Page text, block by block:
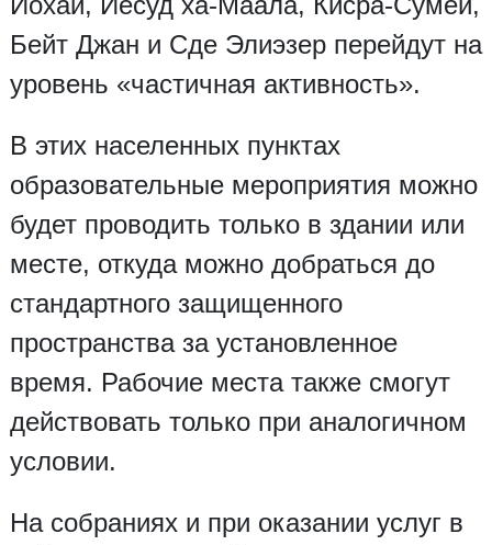
Бейт Джан и Сде Элиэзер перейдут на
уровень «частичная активность».
В этих населенных пунктах
образовательные мероприятия можно
будет проводить только в здании или
месте, откуда можно добраться до
стандартного защищенного
пространства за установленное
время. Рабочие места также смогут
действовать только при аналогичном
условии.
На собраниях и при оказании услуг в